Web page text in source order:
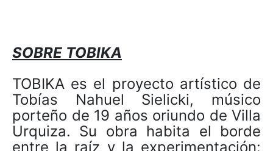
SOBRE TOBIKA
TOBIKA es el proyecto artístico de
Tobías Nahuel Sielicki, músico
porteño de 19 años oriundo de Villa
Urquiza. Su obra habita el borde
entre la raíz y la experimentación: